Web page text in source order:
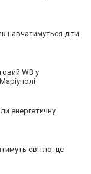
навчатимуться діти
WB у
енергетичну
світло: це